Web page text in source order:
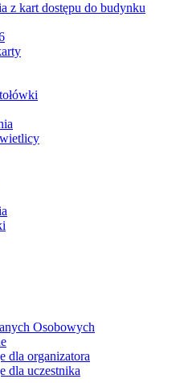
z kart dostępu do budynku
Osobowych
dla organizatora
dla uczestnika